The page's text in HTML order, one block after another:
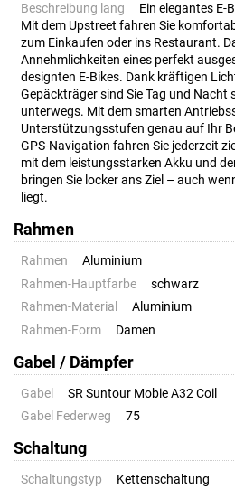
Beschreibung lang
Ein elegantes E-
Mit dem Upstreet fahren Sie
zum Einkaufen oder ins Restaurant.
Annehmlichkeiten eines perfekt
designten E-Bikes. Dank kräftigen
Gepäckträger sind Sie Tag und
unterwegs. Mit dem smarten
Unterstützungsstufen genau auf Ihr
GPS-Navigation fahren Sie jederzeit
mit dem leistungsstarken Akku und
bringen Sie locker ans Ziel – auch
liegt.
Rahmen
Rahmen
Aluminium
Rahmen-Hauptfarbe
schwarz
Rahmen-Material
Aluminium
Rahmen-Form
Damen
Gabel / Dämpfer
Gabel
SR Suntour Mobie A32 Coil
Gabel Federweg
75
Schaltung
Schaltungstyp
Kettenschaltung